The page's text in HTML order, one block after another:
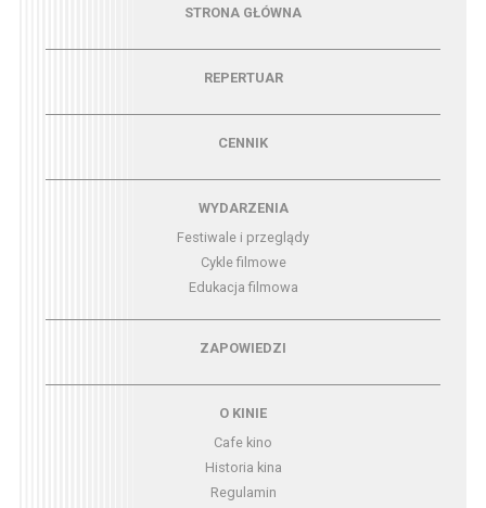
Menu - strona główna
STRONA GŁÓWNA
Menu - repertuarREPERTUAR
CENNIK
Menu - wydarzeniaWYDARZENIA
Festiwale i przeglądy
Cykle filmowe
Edukacja filmowa
Menu - zapowiedziZAPOWIEDZI
O KINIE
Cafe kino
Historia kina
Regulamin